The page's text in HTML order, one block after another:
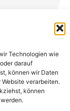
Technologien wie
darauf
können wir Daten
verarbeiten.
können